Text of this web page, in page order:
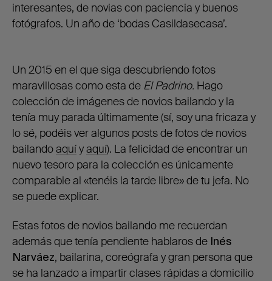
interesantes, de novias con paciencia y buenos
fotógrafos. Un año de ‘bodas Casildasecasa’.
Un 2015 en el que siga descubriendo fotos
maravillosas como esta de El Padrino. Hago
colección de imágenes de novios bailando y la
tenía muy parada últimamente (sí, soy una fricaza y
lo sé, podéis ver algunos posts de fotos de novios
bailandoaquíyaquí). La felicidad de encontrar un
nuevo tesoro para la colección es únicamente
comparable al «tenéis la tarde libre» de tu jefa. No
se puede explicar.
Estas fotos de novios bailando me recuerdan
además que tenía pendiente hablaros de Inés
Narváez, bailarina, coreógrafa y gran persona que
se ha lanzado a impartir clases rápidas a domicilio